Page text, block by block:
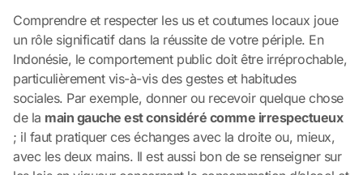
Comprendre et respecter les us et coutumes locaux joue
un rôle significatif dans la réussite de votre périple. En
Indonésie, le comportement public doit être irréprochable,
particulièrement vis-à-vis des gestes et habitudes
sociales. Par exemple, donner ou recevoir quelque chose
de la main gauche est considéré comme irrespectueux
; il faut pratiquer ces échanges avec la droite ou, mieux,
avec les deux mains. Il est aussi bon de se renseigner sur